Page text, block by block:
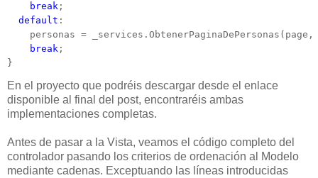
break ;
default :
personas =
break ;
}
En el proyecto que podréis descargar desde el enlace
disponible al final del post, encontraréis ambas
implementaciones completas.
Antes de pasar a la Vista, veamos el código completo del
controlador pasando los criterios de ordenación al Modelo
mediante cadenas. Exceptuando las líneas introducidas